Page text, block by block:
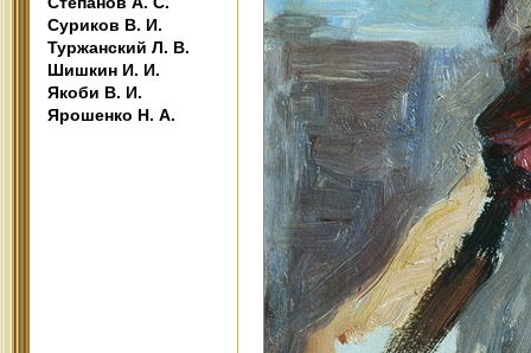
Суриков В. И.
Туржанский Л. В.
Шишкин И. И.
Якоби В. И.
Ярошенко Н. А.